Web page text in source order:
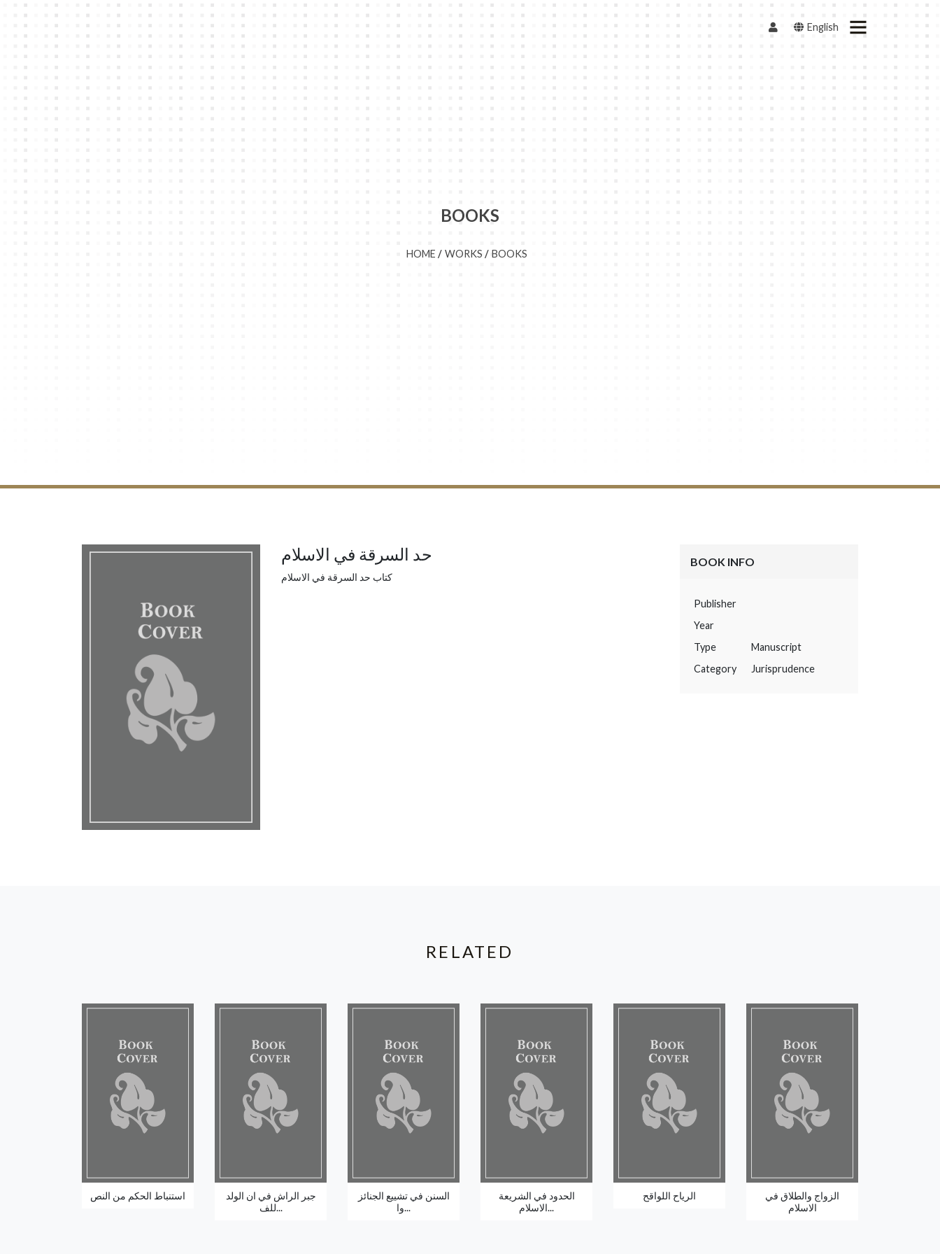
English
BOOKS
HOME WORKS BOOKS
حد السرقة في الاسلام
كتاب حد السرقة في الاسلام
BOOK INFO
Publisher
Year
Type
Manuscript
Category
Jurisprudence
RELATED
استنباط الحكم من النص
جبر الراش في ان الولد
للف...
السنن في تشييع الجنائز
وا...
الحدود في الشريعة
الاسلام...
الرياح اللواقح
الزواج والطلاق في
الاسلام